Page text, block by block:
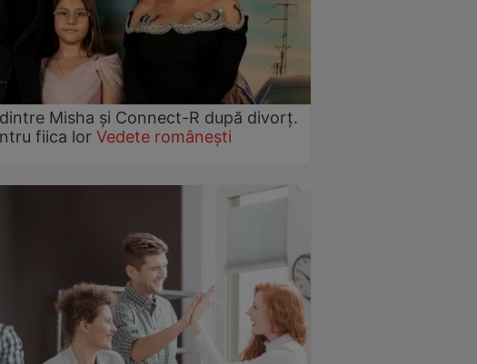
Misha și Connect-R după divorț.
fiica lor Vedete românești